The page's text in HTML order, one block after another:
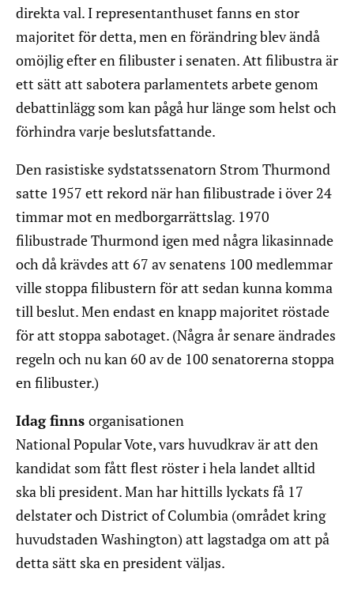
direkta val. I representanthuset fanns en stor
majoritet för detta, men en förändring blev ändå
omöjlig efter en filibuster i senaten. Att filibustra är
ett sätt att sabotera parlamentets arbete genom
debattinlägg som kan pågå hur länge som helst och
förhindra varje beslutsfattande.
Den rasistiske sydstatssenatorn Strom Thurmond
satte 1957 ett rekord när han filibustrade i över 24
timmar mot en medborgarrättslag. 1970
filibustrade Thurmond igen med några likasinnade
och då krävdes att 67 av senatens 100 medlemmar
ville stoppa filibustern för att sedan kunna komma
till beslut. Men endast en knapp majoritet röstade
för att stoppa sabotaget. (Några år senare ändrades
regeln och nu kan 60 av de 100 senatorerna stoppa
en filibuster.)
Idag finns organisationen
National Popular Vote, vars huvudkrav är att den
kandidat som fått flest röster i hela landet alltid
ska bli president. Man har hittills lyckats få 17
delstater och District of Columbia (området kring
huvudstaden Washington) att lagstadga om att på
detta sätt ska en president väljas.